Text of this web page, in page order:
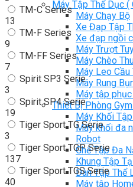
Máy Tập Thể Dục (
Máy Chạy Bộ
Xe Đạp Tập
Xe đạp ngồi
Máy Trượt
Máy Chèo
Máy Leo Cầu
Máy Rung
Máy tập
Thiết Bị Phòng
Máy Khối
Máy khối đa
Robot
Ghế Tập Đa
Khung Tập
Dàn Tập Thể
Máy tập
TM-C Series
13
TM-F Series
9
TM-FF Series
7
Spirit SP3 Serie
3
Spirit SP4 Serie
19
Tiger Sport TG Serie
3
Tiger Sport TGP Serie
137
Tiger Sport TGS Serie
40